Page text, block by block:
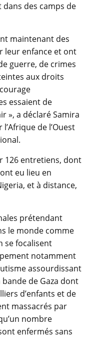
des camps de
maintenant des
leur enfance et ont
guerre, de crimes
aux droits
essaient de
», a déclaré Samira
de l’Ouest
126 entretiens, dont
eu lieu en
et à distance,
prétendant
le monde comme
se focalisent
notamment
assourdissant
de Gaza dont
d’enfants et de
massacrés par
nombre
enfermés sans